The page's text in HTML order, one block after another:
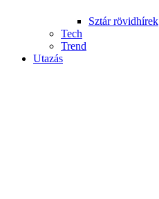
Sztár rövidhírek
Tech
Trend
Utazás